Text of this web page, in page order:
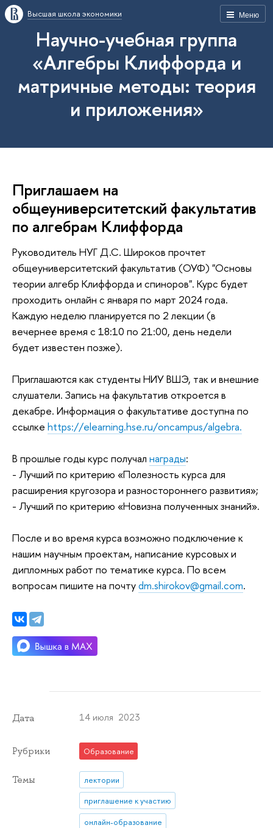
Меню
Высшая школа экономики
Научно-учебная группа
«Алгебры Клиффорда и
матричные методы: теория
и приложения»
Приглашаем на
общеуниверситетский факультатив
по алгебрам Клиффорда
Руководитель НУГ Д.С. Широков прочтет
общеуниверситетский факультатив (ОУФ) "Основы
теории алгебр Клиффорда и спиноров". Курс будет
проходить онлайн с января по март 2024 года.
Каждую неделю планируется по 2 лекции (в
вечернее время с 18:10 по 21:00, день недели
будет известен позже).
Приглашаются как студенты НИУ ВШЭ, так и внешние
слушатели. Запись на факультатив откроется в
декабре. Информация о факультативе доступна по
ссылке https://elearning.hse.ru/oncampus/algebra.
В прошлые годы курс получал награды:
- Лучший по критерию «Полезность курса для
расширения кругозора и разностороннего развития»;
- Лучший по критерию «Новизна полученных знаний».
После и во время курса возможно подключение к
нашим научным проектам, написание курсовых и
дипломных работ по тематике курса. По всем
вопросам пишите на почтуdm.shirokov@gmail.com.
Дата 14 июля 2023
Рубрики Образование
Темы
лектории
приглашение к участию
онлайн-образование